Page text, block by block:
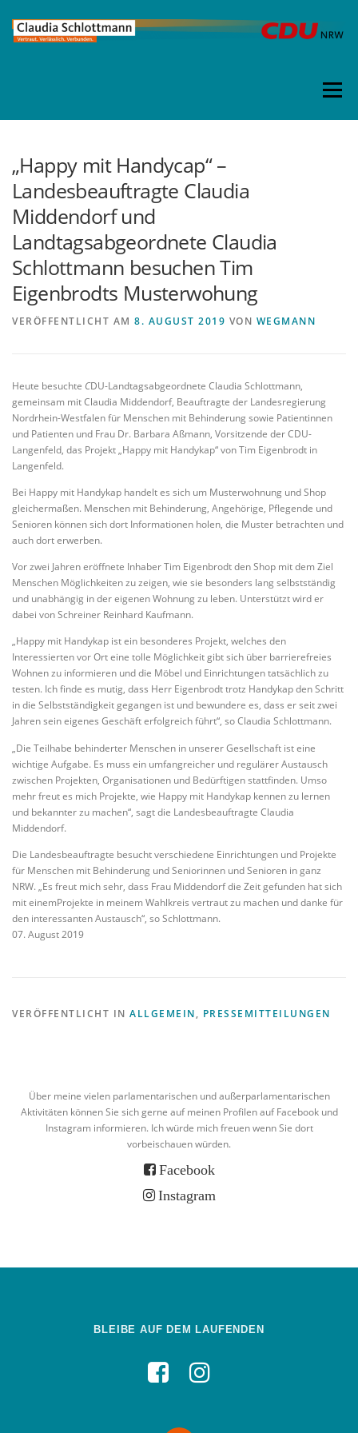
zum
Inhalt
Menü
„Happy mit Handycap“ –
Landesbeauftragte Claudia
Middendorf und
Landtagsabgeordnete Claudia
Schlottmann besuchen Tim
Eigenbrodts Musterwohung
VERÖFFENTLICHT AM 8. AUGUST 2019 VON WEGMANN
Heute besuchte CDU-Landtagsabgeordnete Claudia Schlottmann,
gemeinsam mit Claudia Middendorf, Beauftragte der Landesregierung
Nordrhein-Westfalen für Menschen mit Behinderung sowie Patientinnen
und Patienten und Frau Dr. Barbara Aßmann, Vorsitzende der CDU-
Langenfeld, das Projekt „Happy mit Handykap“ von Tim Eigenbrodt in
Langenfeld.
Bei Happy mit Handykap handelt es sich um Musterwohnung und Shop
gleichermaßen. Menschen mit Behinderung, Angehörige, Pflegende und
Senioren können sich dort Informationen holen, die Muster betrachten und
auch dort erwerben.
Vor zwei Jahren eröffnete Inhaber Tim Eigenbrodt den Shop mit dem Ziel
Menschen Möglichkeiten zu zeigen, wie sie besonders lang selbstständig
und unabhängig in der eigenen Wohnung zu leben. Unterstützt wird er
dabei von Schreiner Reinhard Kaufmann.
„Happy mit Handykap ist ein besonderes Projekt, welches den
Interessierten vor Ort eine tolle Möglichkeit gibt sich über barrierefreies
Wohnen zu informieren und die Möbel und Einrichtungen tatsächlich zu
testen. Ich finde es mutig, dass Herr Eigenbrodt trotz Handykap den Schritt
in die Selbstständigkeit gegangen ist und bewundere es, dass er seit zwei
Jahren sein eigenes Geschäft erfolgreich führt“, so Claudia Schlottmann.
„Die Teilhabe behinderter Menschen in unserer Gesellschaft ist eine
wichtige Aufgabe. Es muss ein umfangreicher und regulärer Austausch
zwischen Projekten, Organisationen und Bedürftigen stattfinden. Umso
mehr freut es mich Projekte, wie Happy mit Handykap kennen zu lernen
und bekannter zu machen“, sagt die Landesbeauftragte Claudia
Middendorf.
Die Landesbeauftragte besucht verschiedene Einrichtungen und Projekte
für Menschen mit Behinderung und Seniorinnen und Senioren in ganz
NRW. „Es freut mich sehr, dass Frau Middendorf die Zeit gefunden hat sich
mit einemProjekte in meinem Wahlkreis vertraut zu machen und danke für
den interessanten Austausch“, so Schlottmann.
07. August 2019
VERÖFFENTLICHT IN ALLGEMEIN, PRESSEMITTEILUNGEN
Über meine vielen parlamentarischen und außerparlamentarischen
Aktivitäten können Sie sich gerne auf meinen Profilen auf Facebook und
Instagram informieren. Ich würde mich freuen wenn Sie dort
vorbeischauen würden.
Facebook
Instagram
BLEIBE AUF DEM LAUFENDEN